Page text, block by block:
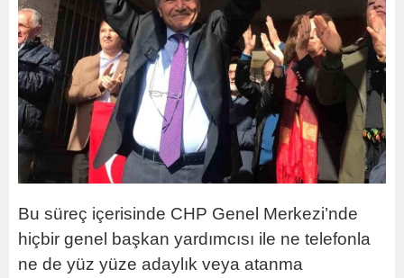
Bu süreç içerisinde CHP Genel Merkezi’nde
hiçbir genel başkan yardımcısı ile ne telefonla
ne de yüz yüze adaylık veya atanma